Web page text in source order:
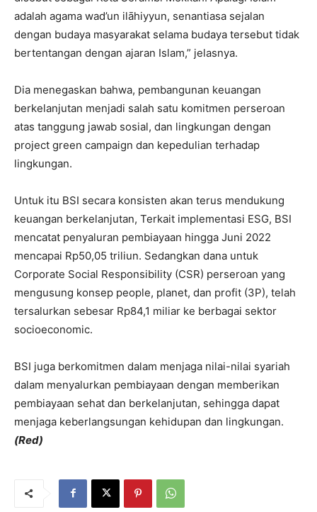
adalah agama wad’un ilāhiyyun, senantiasa sejalan
dengan budaya masyarakat selama budaya tersebut tidak
bertentangan dengan ajaran Islam,” jelasnya.
Dia menegaskan bahwa, pembangunan keuangan
berkelanjutan menjadi salah satu komitmen perseroan
atas tanggung jawab sosial, dan lingkungan dengan
project green campaign dan kepedulian terhadap
lingkungan.
Untuk itu BSI secara konsisten akan terus mendukung
keuangan berkelanjutan, Terkait implementasi ESG, BSI
mencatat penyaluran pembiayaan hingga Juni 2022
mencapai Rp50,05 triliun. Sedangkan dana untuk
Corporate Social Responsibility (CSR) perseroan yang
mengusung konsep people, planet, dan profit (3P), telah
tersalurkan sebesar Rp84,1 miliar ke berbagai sektor
socioeconomic.
BSI juga berkomitmen dalam menjaga nilai-nilai syariah
dalam menyalurkan pembiayaan dengan memberikan
pembiayaan sehat dan berkelanjutan, sehingga dapat
menjaga keberlangsungan kehidupan dan lingkungan.
(Red)